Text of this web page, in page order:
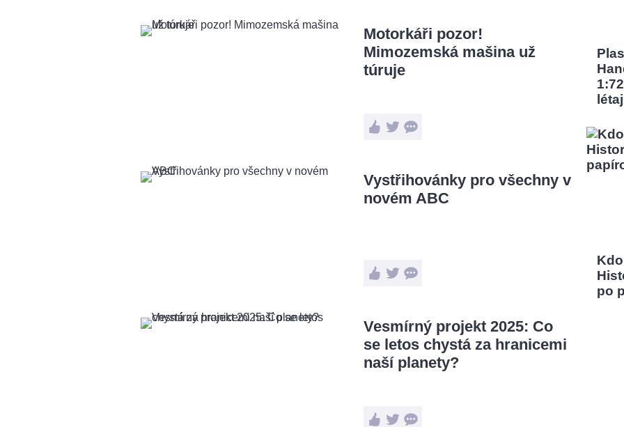
Motorkáři pozor!
Mimozemská mašina už
túruje
Vystřihovánky pro všechny v
novém ABC
Vesmírný projekt 2025: Co
se letos chystá za hranicemi
naší planety?
po